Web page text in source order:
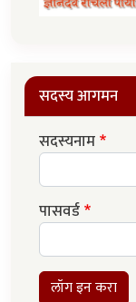
सदस्य आगमन
सदस्यनाम
पासवर्ड
लॉग इन करा